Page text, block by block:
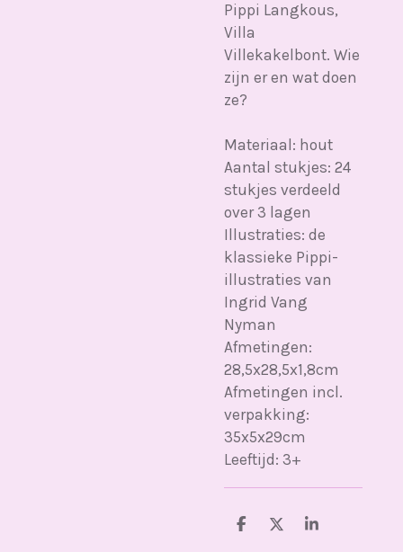
Pippi Langkous,
Villa
Villekakelbont. Wie
zijn er en wat doen
ze?
Materiaal: hout
Aantal stukjes: 24
stukjes verdeeld
over 3 lagen
Illustraties: de
klassieke Pippi-
illustraties van
Ingrid Vang
Nyman
Afmetingen:
28,5x28,5x1,8cm
Afmetingen incl.
verpakking:
35x5x29cm
Leeftijd: 3+
D
D
S